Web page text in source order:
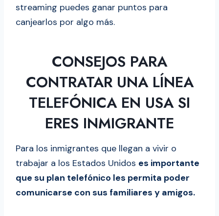
streaming puedes ganar puntos para
canjearlos por algo más.
CONSEJOS PARA
CONTRATAR UNA LÍNEA
TELEFÓNICA EN USA SI
ERES INMIGRANTE
Para los inmigrantes que llegan a vivir o
trabajar a los Estados Unidos es importante
que su plan telefónico les permita poder
comunicarse con sus familiares y amigos.